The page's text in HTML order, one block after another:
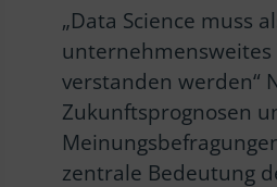
„Data Science muss
unternehmensweites
verstanden werden“
Zukunftsprognosen
zentrale Bedeutung